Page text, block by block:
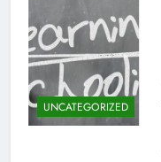
UNCATEGORIZED